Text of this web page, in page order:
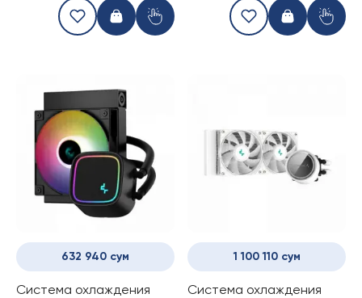
632 940 сум
Система охлаждения
1 100 110 сум
Система охлаждения